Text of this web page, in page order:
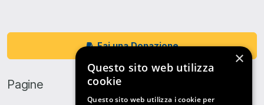
Fai una Donazione
Pagine
×
Questo sito web utilizza
cookie
Questo sito web utilizza i cookie per